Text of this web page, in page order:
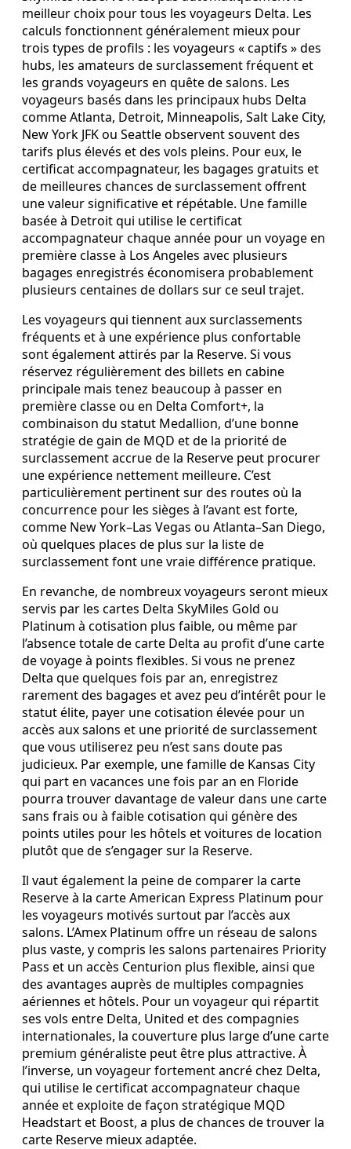
meilleur choix pour tous les voyageurs Delta. Les
calculs fonctionnent généralement mieux pour
trois types de profils : les voyageurs « captifs » des
hubs, les amateurs de surclassement fréquent et
les grands voyageurs en quête de salons. Les
voyageurs basés dans les principaux hubs Delta
comme Atlanta, Detroit, Minneapolis, Salt Lake City,
New York JFK ou Seattle observent souvent des
tarifs plus élevés et des vols pleins. Pour eux, le
certificat accompagnateur, les bagages gratuits et
de meilleures chances de surclassement offrent
une valeur significative et répétable. Une famille
basée à Detroit qui utilise le certificat
accompagnateur chaque année pour un voyage en
première classe à Los Angeles avec plusieurs
bagages enregistrés économisera probablement
plusieurs centaines de dollars sur ce seul trajet.
Les voyageurs qui tiennent aux surclassements
fréquents et à une expérience plus confortable
sont également attirés par la Reserve. Si vous
réservez régulièrement des billets en cabine
principale mais tenez beaucoup à passer en
première classe ou en Delta Comfort+, la
combinaison du statut Medallion, d’une bonne
stratégie de gain de MQD et de la priorité de
surclassement accrue de la Reserve peut procurer
une expérience nettement meilleure. C’est
particulièrement pertinent sur des routes où la
concurrence pour les sièges à l’avant est forte,
comme New York–Las Vegas ou Atlanta–San Diego,
où quelques places de plus sur la liste de
surclassement font une vraie différence pratique.
En revanche, de nombreux voyageurs seront mieux
servis par les cartes Delta SkyMiles Gold ou
Platinum à cotisation plus faible, ou même par
l’absence totale de carte Delta au profit d’une carte
de voyage à points flexibles. Si vous ne prenez
Delta que quelques fois par an, enregistrez
rarement des bagages et avez peu d’intérêt pour le
statut élite, payer une cotisation élevée pour un
accès aux salons et une priorité de surclassement
que vous utiliserez peu n’est sans doute pas
judicieux. Par exemple, une famille de Kansas City
qui part en vacances une fois par an en Floride
pourra trouver davantage de valeur dans une carte
sans frais ou à faible cotisation qui génère des
points utiles pour les hôtels et voitures de location
plutôt que de s’engager sur la Reserve.
Il vaut également la peine de comparer la carte
Reserve à la carte American Express Platinum pour
les voyageurs motivés surtout par l’accès aux
salons. L’Amex Platinum offre un réseau de salons
plus vaste, y compris les salons partenaires Priority
Pass et un accès Centurion plus flexible, ainsi que
des avantages auprès de multiples compagnies
aériennes et hôtels. Pour un voyageur qui répartit
ses vols entre Delta, United et des compagnies
internationales, la couverture plus large d’une carte
premium généraliste peut être plus attractive. À
l’inverse, un voyageur fortement ancré chez Delta,
qui utilise le certificat accompagnateur chaque
année et exploite de façon stratégique MQD
Headstart et Boost, a plus de chances de trouver la
carte Reserve mieux adaptée.